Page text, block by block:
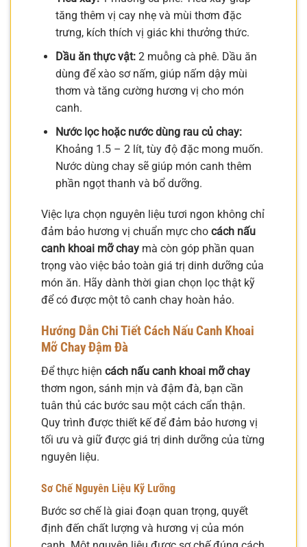
tăng thêm vị cay nhẹ và mùi thơm đặc
trưng, kích thích vị giác khi thưởng thức.
Dầu ăn thực vật:2 muỗng cà phê. Dầu ăn
dùng để xào sơ nấm, giúp nấm dậy mùi
thơm và tăng cường hương vị cho món
canh.
Nước lọc hoặc nước dùng rau củ chay:
Khoảng 1.5 – 2 lít, tùy độ đặc mong muốn.
Nước dùng chay sẽ giúp món canh thêm
phần ngọt thanh và bổ dưỡng.
Việc lựa chọn nguyên liệu tươi ngon không chỉ
đảm bảo hương vị chuẩn mực cho cách nấu
canh khoai mỡ chay mà còn góp phần quan
trọng vào việc bảo toàn giá trị dinh dưỡng của
món ăn. Hãy dành thời gian chọn lọc thật kỹ
để có được một tô canh chay hoàn hảo.
Hướng Dẫn Chi Tiết Cách Nấu Canh Khoai
Mỡ Chay Đậm Đà
Để thực hiện cách nấu canh khoai mỡ chay
thơm ngon, sánh mịn và đậm đà, bạn cần
tuân thủ các bước sau một cách cẩn thận.
Quy trình được thiết kế để đảm bảo hương vị
tối ưu và giữ được giá trị dinh dưỡng của từng
nguyên liệu.
Sơ Chế Nguyên Liệu Kỹ Lưỡng
Bước sơ chế là giai đoạn quan trọng, quyết
định đến chất lượng và hương vị của món